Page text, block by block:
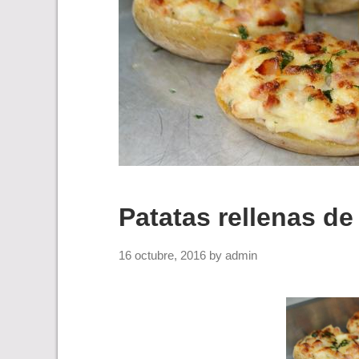
Patatas rellenas
16 octubre, 2016 by admin